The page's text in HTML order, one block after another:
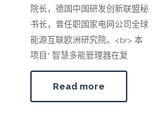
院长，德国中国研发创新联盟秘
书长，曾任职国家电网公司全球
能源互联欧洲研究院。<br> 本
项目“ 智慧多能管理器在复
Read more